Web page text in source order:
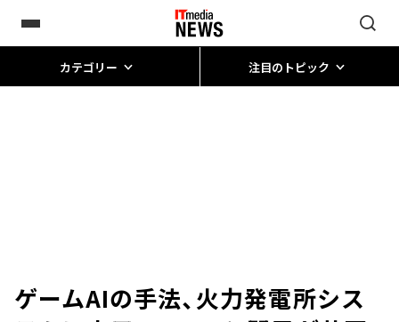
カテゴリー 注目のトピック
ゲームAIの手法、火力発電所シス